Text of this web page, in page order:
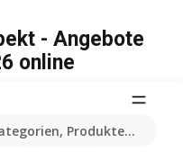
Produkten...
- Angebote
online